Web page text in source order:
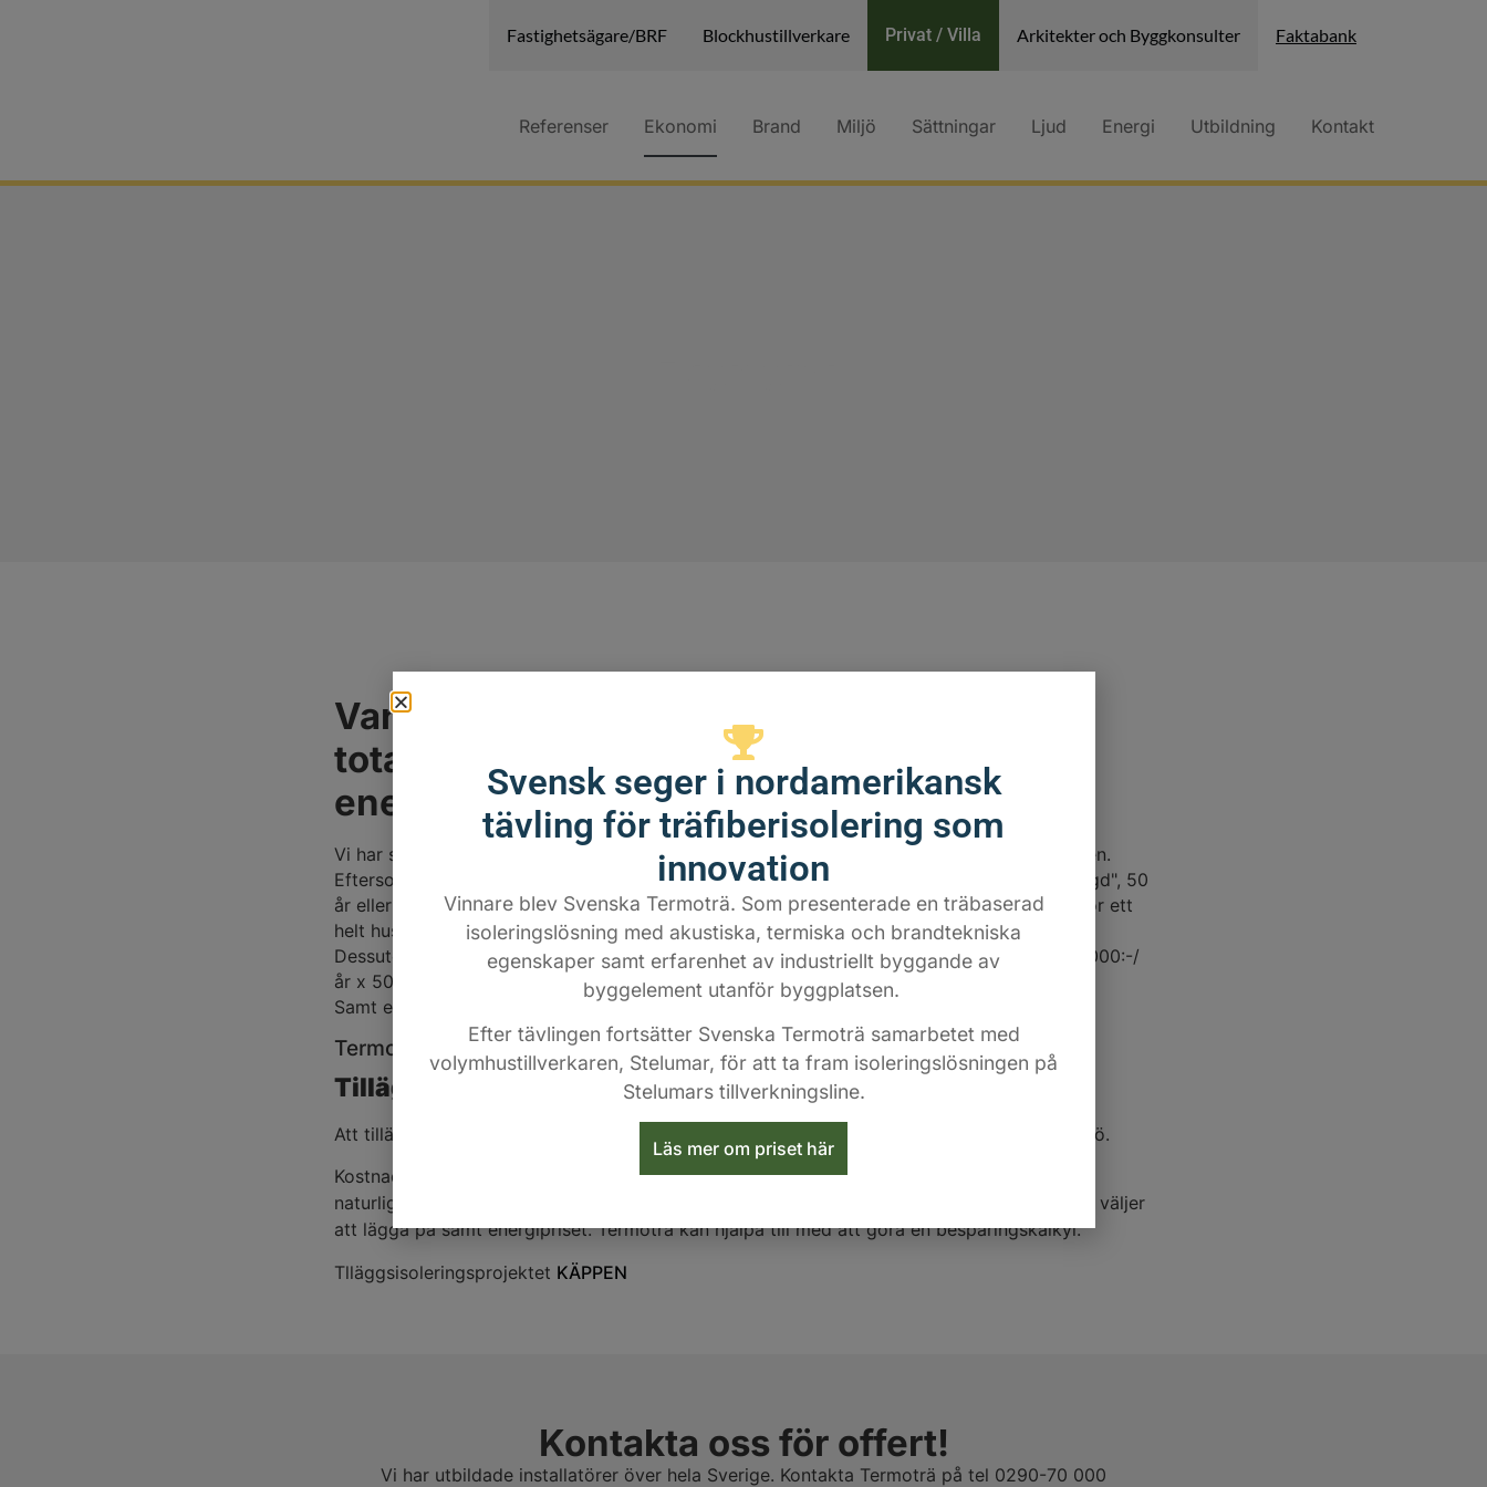
Fastighetsägare/BRF Blockhustillverkare Privat / Villa Arkitekter och Byggkonsulter Faktabank
Referenser Ekonomi Brand Miljö Sättningar Ljud Energi Utbildning Kontakt
Varför köpa Termoträ? Jo, för den låga
totalkostnaden för isolering och
energikostnad.
Vi har som huvudmål att installera den produkt som ger kunden den lägsta energikostnaden.
Eftersom t.ex. ett hus med en energibesparing med x 20 000 kWh/år under "husets livslängd", 50
år eller mer. Innebär en besparad energikostnad väsentligt högre än isoleringskostnaden för ett
helt hus. Ex.vis 50 år x 2 000 kWh/år = 100 000 kWh x energipriset, 2:-?
Dessutom ökar husvärdet samt möjlighet till ett "grönt lån" med sänkt lånekostnad på 20 000:-/
år x 50 år?
Samt en garanterat ren råvaruprodukt.
Termoträ har många referenser på energisparande i energieffektiva hus.
Tilläggsisolera en bra investering
Att tilläggsisolera är bland de bästa sätten att spara energi och få en behaglig inomhusmiljö.
Kostnaden för att göra en tilläggsisolering på t ex vinden betalar sig ofta inom några år
naturligtvis beroende på hur tjockt lager med isolering man redan har och hur mycket man väljer
att lägga på samt energipriset. Termoträ kan hjälpa till med att göra en besparingskalkyl.
Tlläggsisoleringsprojektet KÄPPEN
Kontakta oss för offert!
Vi har utbildade installatörer över hela Sverige. Kontakta Termoträ på tel 0290-70 000
Svensk seger i nordamerikansk
tävling för träfiberisolering som
innovation
Vinnare blev Svenska Termoträ. Som presenterade en träbaserad
isoleringslösning med akustiska, termiska och brandtekniska
egenskaper samt erfarenhet av industriellt byggande av
byggelement utanför byggplatsen.
Efter tävlingen fortsätter Svenska Termoträ samarbetet med
volymhustillverkaren, Stelumar, för att ta fram isoleringslösningen på
Stelumars tillverkningsline.
Läs mer om priset här